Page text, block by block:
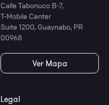
Calle Tabonuco B-7,
T-Mobile Center
Suite 1200, Guaynabo, PR
00968
Ver Mapa
Legal